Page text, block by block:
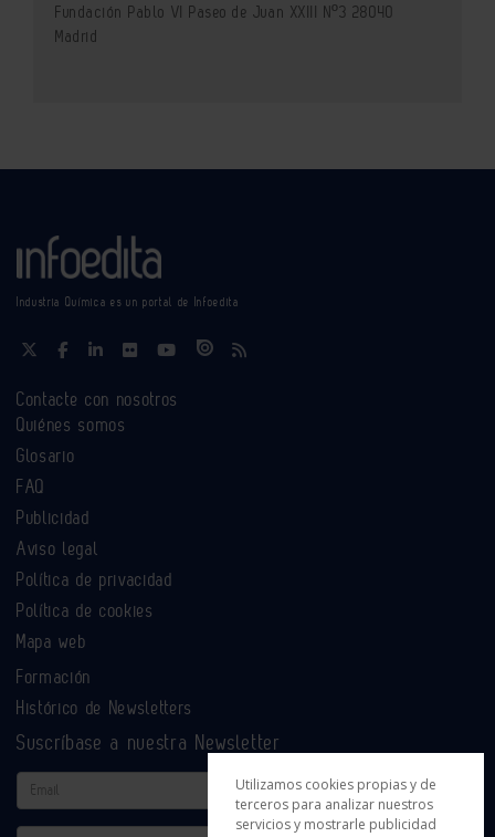
Fundación Pablo VI Paseo de Juan XXIII Nº3 28040
Madrid
Industria Química es un portal de Infoedita
Contacte con nosotros
Quiénes somos
Glosario
FAQ
Publicidad
Aviso legal
Política de privacidad
Política de cookies
Mapa web
Formación
Histórico de Newsletters
Suscríbase a nuestra Newsletter
Email
Utilizamos cookies propias y de
terceros para analizar nuestros
servicios y mostrarle publicidad